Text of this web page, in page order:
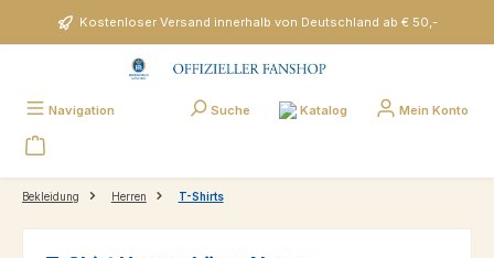
Zum Hauptinhalt springenKostenloser Versand innerhalb von Deutschland ab € 50,-
Navigation Suche Katalog Mein Konto
Bekleidung Herren T-Shirts